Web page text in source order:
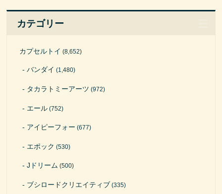
カテゴリー
カプセルトイ (8,652)
バンダイ (1,480)
タカラトミーアーツ (972)
エール (752)
アイピーフォー (677)
エポック (530)
Jドリーム (500)
ブシロードクリエイティブ (335)